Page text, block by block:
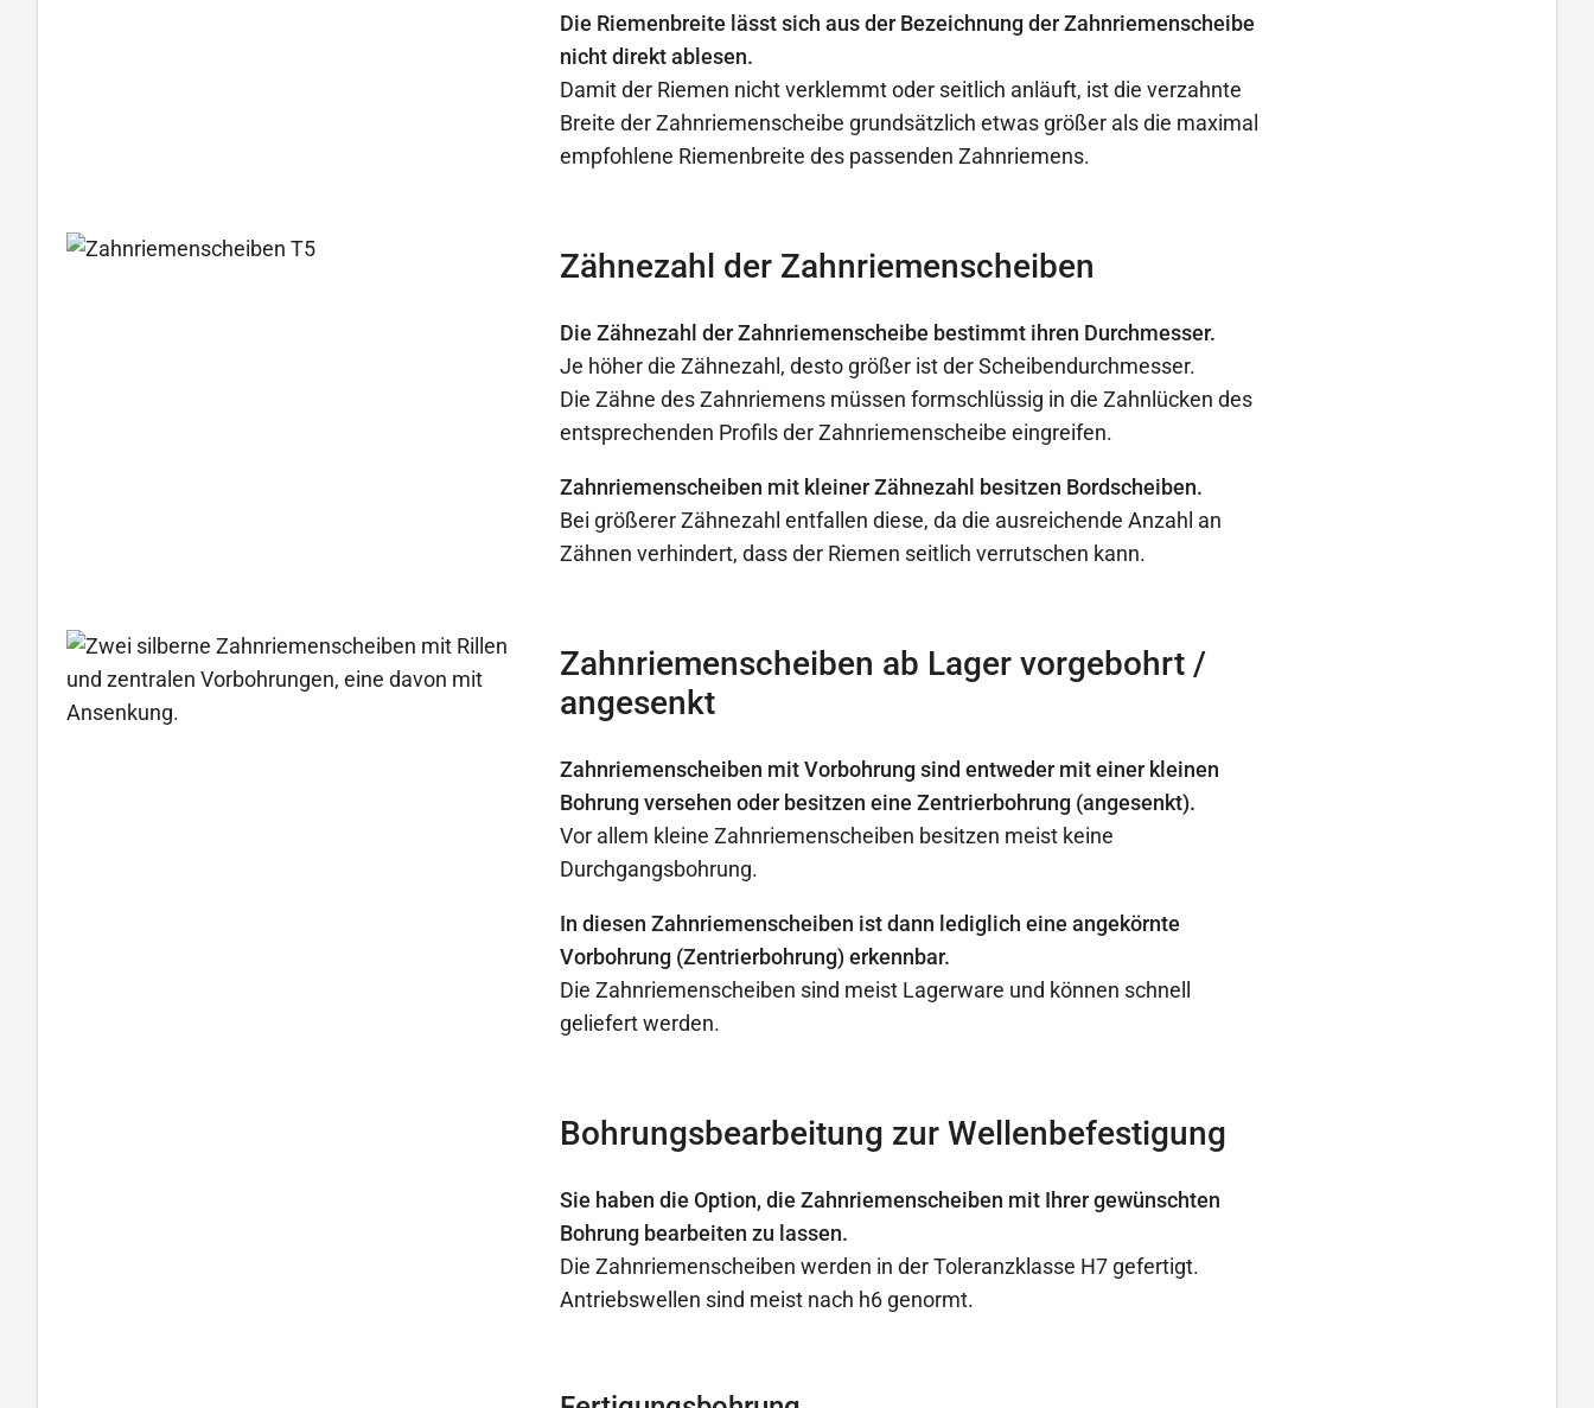
Die Riemenbreite lässt sich aus der Bezeichnung der Zahnriemenscheibe
nicht direkt ablesen.
Damit der Riemen nicht verklemmt oder seitlich anläuft, ist die verzahnte
Breite der Zahnriemenscheibe grundsätzlich etwas größer als die maximal
empfohlene Riemenbreite des passenden Zahnriemens.
Zähnezahl der Zahnriemenscheiben
Die Zähnezahl der Zahnriemenscheibe bestimmt ihren Durchmesser.
Je höher die Zähnezahl, desto größer ist der Scheibendurchmesser.
Die Zähne des Zahnriemens müssen formschlüssig in die Zahnlücken des
entsprechenden Profils der Zahnriemenscheibe eingreifen.
Zahnriemenscheiben mit kleiner Zähnezahl besitzen Bordscheiben.
Bei größerer Zähnezahl entfallen diese, da die ausreichende Anzahl an
Zähnen verhindert, dass der Riemen seitlich verrutschen kann.
Zahnriemenscheiben ab Lager vorgebohrt /
angesenkt
Zahnriemenscheiben mit Vorbohrung sind entweder mit einer kleinen
Bohrung versehen oder besitzen eine Zentrierbohrung (angesenkt).
Vor allem kleine Zahnriemenscheiben besitzen meist keine
Durchgangsbohrung.
In diesen Zahnriemenscheiben ist dann lediglich eine angekörnte
Vorbohrung (Zentrierbohrung) erkennbar.
Die Zahnriemenscheiben sind meist Lagerware und können schnell
geliefert werden.
Bohrungsbearbeitung zur Wellenbefestigung
Sie haben die Option, die Zahnriemenscheiben mit Ihrer gewünschten
Bohrung bearbeiten zu lassen.
Die Zahnriemenscheiben werden in der Toleranzklasse H7 gefertigt.
Antriebswellen sind meist nach h6 genormt.